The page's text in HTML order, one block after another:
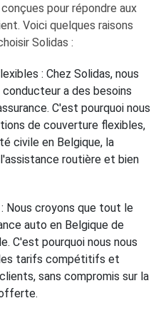
pour répondre aux
Voici quelques raisons
Solidas :
: Chez Solidas, nous
a des besoins
C'est pourquoi nous
de couverture flexibles,
civile en Belgique, la
routière et bien
Nous croyons que tout le
auto en Belgique de
C'est pourquoi nous nous
tarifs compétitifs et
sans compromis sur la